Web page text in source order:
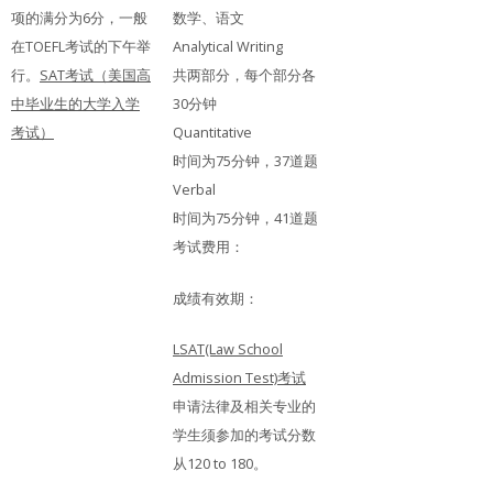
项的满分为6分，一般
在TOEFL考试的下午举
行。 SAT考试（美国高
中毕业生的大学入学
考试）
数学、语文
Analytical Writing
共两部分，每个部分各
30分钟
Quantitative
时间为75分钟，37道题
Verbal
时间为75分钟，41道题
考试费用：
成绩有效期：
LSAT(Law School
Admission Test)考试
申请法律及相关专业的
学生须参加的考试分数
从120 to 180。